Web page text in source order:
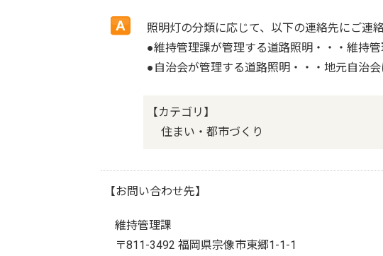
照明灯の分類に応じて、以下の連絡先にご連絡
●維持管理課が管理する道路照明・・・維持
●自治会が管理する道路照明・・・地元自治会
【カテゴリ】
住まい・都市づくり
【お問い合わせ先】
維持管理課
〒811-3492 福岡県宗像市東郷1-1-1